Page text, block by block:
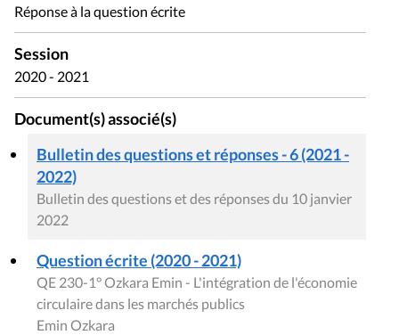
Réponse à la question écrite
Session
2020 - 2021
Document(s) associé(s)
Bulletin des questions et réponses - 6 (2021 -
2022)
Bulletin des questions et des réponses du 10 janvier
2022
Question écrite (2020 - 2021)
QE 230-1° Ozkara Emin - L'intégration de l'économie
circulaire dans les marchés publics
Emin Ozkara